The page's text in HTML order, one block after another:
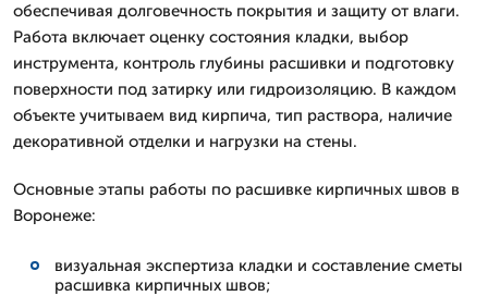
обеспечивая долговечность покрытия и защиту от влаги.
Работа включает оценку состояния кладки, выбор
инструмента, контроль глубины расшивки и подготовку
поверхности под затирку или гидроизоляцию. В каждом
объекте учитываем вид кирпича, тип раствора, наличие
декоративной отделки и нагрузки на стены.
Основные этапы работы по расшивке кирпичных швов в
Воронеже:
визуальная экспертиза кладки и составление сметы
расшивка кирпичных швов;